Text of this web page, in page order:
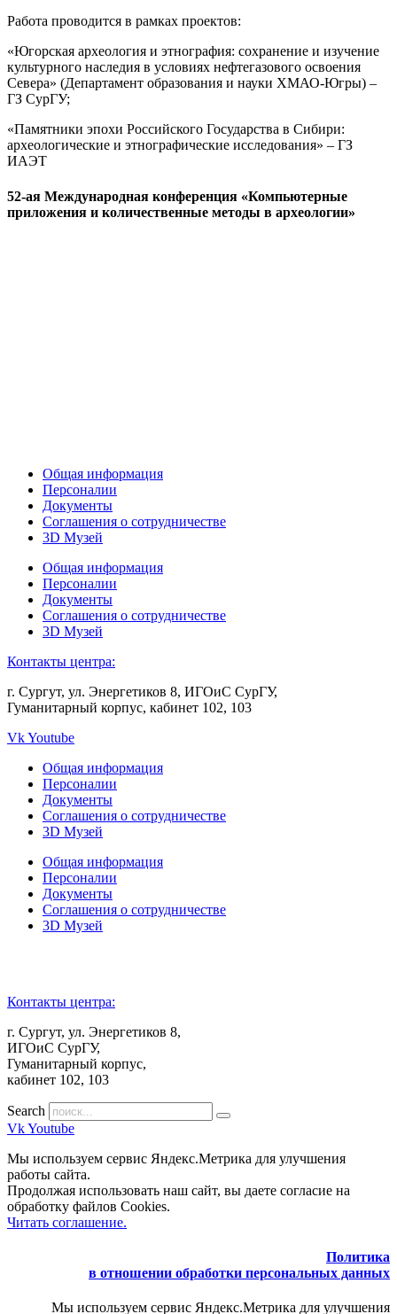
Работа проводится в рамках проектов:
«Югорская археология и этнография: сохранение и изучение
культурного наследия в условиях нефтегазового освоения
Севера» (Департамент образования и науки ХМАО-Югры) –
ГЗ СурГУ;
«Памятники эпохи Российского Государства в Сибири:
археологические и этнографические исследования» – ГЗ
ИАЭТ
52-ая Международная конференция «Компьютерные
приложения и количественные методы в археологии»
Общая информация
Персоналии
Документы
Соглашения о сотрудничестве
3D Музей
Общая информация
Персоналии
Документы
Соглашения о сотрудничестве
3D Музей
Контакты центра:
г. Сургут, ул. Энергетиков 8, ИГОиС СурГУ,
Гуманитарный корпус, кабинет 102, 103
VkYoutube
Общая информация
Персоналии
Документы
Соглашения о сотрудничестве
3D Музей
Общая информация
Персоналии
Документы
Соглашения о сотрудничестве
3D Музей
Контакты центра:
г. Сургут, ул. Энергетиков 8,
ИГОиС СурГУ,
Гуманитарный корпус,
кабинет 102, 103
Search
VkYoutube
Мы используем сервис Яндекс.Метрика для улучшения
работы сайта.
Продолжая использовать наш сайт, вы даете согласие на
обработку файлов Cookies.
Читать соглашение.
Политика
в отношении обработки персональных данных
Мы используем сервис Яндекс.Метрика для улучшения